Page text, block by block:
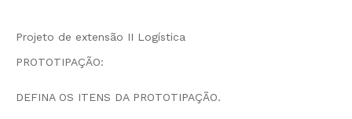
Projeto de extensão II Logística
PROTOTIPAÇÃO:
DEFINA OS ITENS DA PROTOTIPAÇÃO.